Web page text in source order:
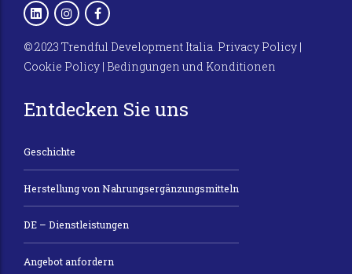
© 2023 Trendful Development Italia. Privacy Policy |
Cookie Policy | Bedingungen und Konditionen
Entdecken Sie uns
Geschichte
Herstellung von Nahrungsergänzungsmitteln
DE – Dienstleistungen
Angebot anfordern